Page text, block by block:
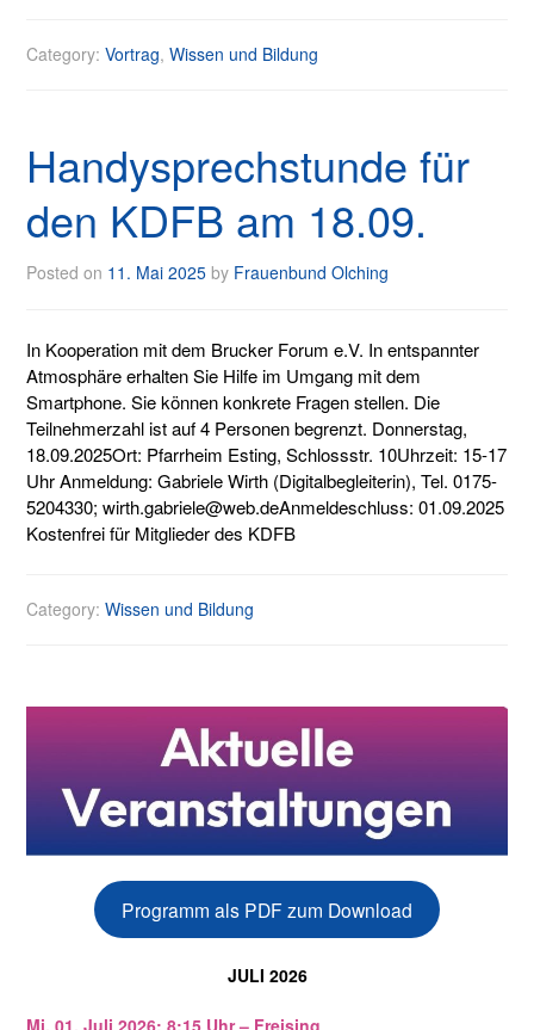
Category:Vortrag,Wissen und Bildung
Handysprechstunde für
den KDFB am 18.09.
Posted on 11. Mai 2025 by Frauenbund Olching
In Kooperation mit dem Brucker Forum e.V. In entspannter
Atmosphäre erhalten Sie Hilfe im Umgang mit dem
Smartphone. Sie können konkrete Fragen stellen. Die
Teilnehmerzahl ist auf 4 Personen begrenzt. Donnerstag,
18.09.2025Ort: Pfarrheim Esting, Schlossstr. 10Uhrzeit: 15-17
Uhr Anmeldung: Gabriele Wirth (Digitalbegleiterin), Tel. 0175-
5204330; wirth.gabriele@web.deAnmeldeschluss: 01.09.2025
Kostenfrei für Mitglieder des KDFB
Category:Wissen und Bildung
Programm als PDF zum Download
JULI 2026